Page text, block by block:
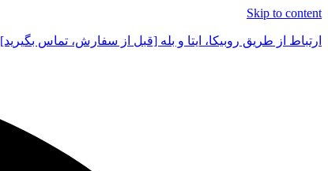
Skip to content
ارتباط از طریق روبیکا، ایتا و بله [قبل از سفارش، تماس بگیرید]